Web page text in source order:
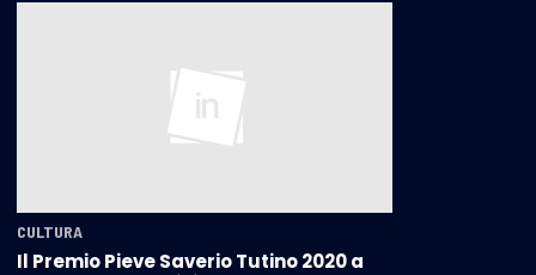
CULTURA
Il Premio Pieve Saverio Tutino 2020 a